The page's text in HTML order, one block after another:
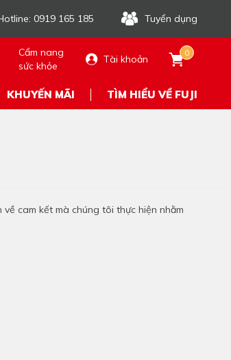
0919 165 185 Tuyển dụng
Cẩm nang
sức khỏe
Tài khoản
0
KHUYẾN MÃI TÌM HIỂU VỀ FUJI
cam kết mà chúng tôi thực hiện nhằm